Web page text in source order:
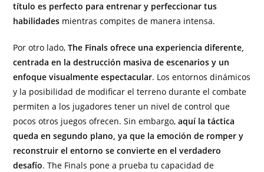
título es perfecto para entrenar y perfeccionar tus
habilidades mientras compites de manera intensa.
Por otro lado,The Finals ofrece una experiencia diferente,
centrada en la destrucción masiva de escenarios y un
enfoque visualmente espectacular. Los entornos dinámicos
y la posibilidad de modificar el terreno durante el combate
permiten a los jugadores tener un nivel de control que
pocos otros juegos ofrecen. Sin embargo,aquí la táctica
queda en segundo plano, ya que la emoción de romper y
reconstruir el entorno se convierte en el verdadero
desafío. The Finals pone a prueba tu capacidad de